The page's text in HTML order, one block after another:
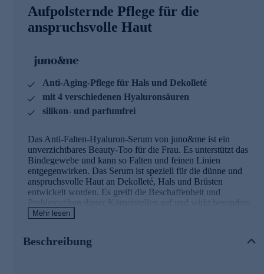
Aufpolsternde Pflege für die
anspruchsvolle Haut
Anti-Aging-Pflege für Hals und Dekolleté
mit 4 verschiedenen Hyaluronsäuren
silikon- und parfumfrei
Das Anti-Falten-Hyaluron-Serum von juno&me ist ein
unverzichtbares Beauty-Too für die Frau. Es unterstützt das
Bindegewebe und kann so Falten und feinen Linien
entgegenwirken. Das Serum ist speziell für die dünne und
anspruchsvolle Haut an Dekolleté, Hals und Brüsten
entwickelt worden. Es greift die Beschaffenheit und
Problematiken dieser Körperstellen auf und wirkt besonders
intensiv gegen Knitterfältchen und vorzeitige Hautalterung.
Wirkung.
Mehr lesen
Beschreibung